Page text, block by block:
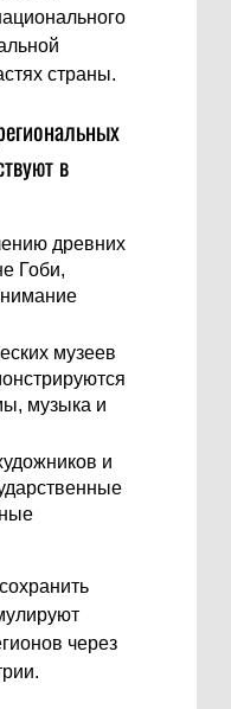
страны.
в
древних
Гоби,
музеев
музыка и
и
через